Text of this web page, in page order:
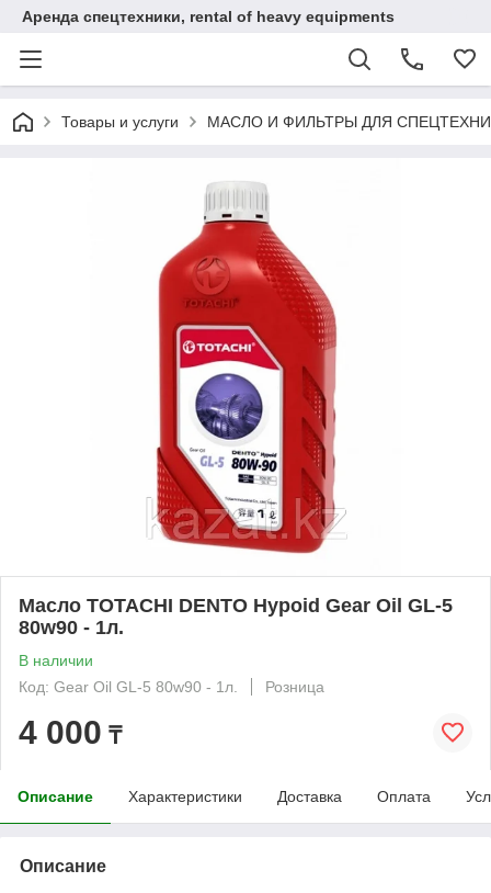
Аренда спецтехники, rental of heavy equipments
Товары и услуги МАСЛО И ФИЛЬТРЫ ДЛЯ
Масло TOTACHI DENTO Hypoid Gear Oil GL-5
80w90 - 1л.
В наличии
Код: Gear Oil GL-5 80w90 - 1л.
Розница
4 000 ₸
Описание Характеристики Доставка Оплата
Описание